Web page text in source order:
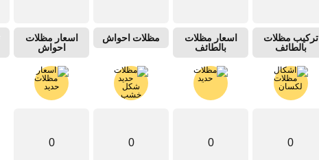
تركيب مظلات
بالطائف
اسعار مظلات
بالطائف
مظلات احواش
اسعار مظلات
احواش
0
0
0
0